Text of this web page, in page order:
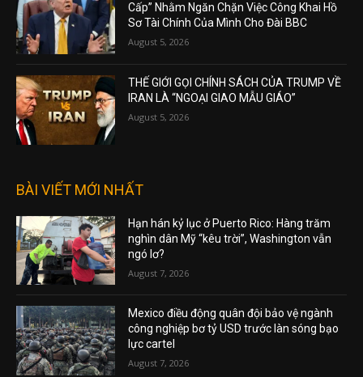
Cấp” Nhằm Ngăn Chặn Việc Công Khai Hồ
Sơ Tài Chính Của Mình Cho Đài BBC
August 5, 2026
THẾ GIỚI GỌI CHÍNH SÁCH CỦA TRUMP VỀ
IRAN LÀ “NGOẠI GIAO MẪU GIÁO”
August 5, 2026
BÀI VIẾT MỚI NHẤT
Hạn hán kỷ lục ở Puerto Rico: Hàng trăm
nghìn dân Mỹ “kêu trời”, Washington vẫn
ngó lơ?
August 7, 2026
Mexico điều động quân đội bảo vệ ngành
công nghiệp bơ tỷ USD trước làn sóng bạo
lực cartel
August 7, 2026